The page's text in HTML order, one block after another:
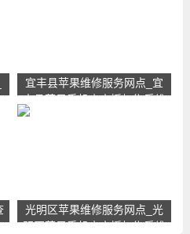
宜丰县苹果维修服务网点_宜
丰县苹果手机官方授权售后维
光明区苹果维修服务网点_光
明区苹果手机官方授权售后维